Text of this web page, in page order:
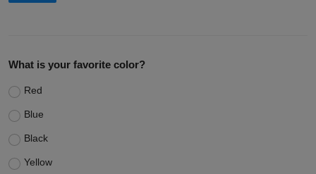
What is your favorite color?
Red
Blue
Black
Yellow